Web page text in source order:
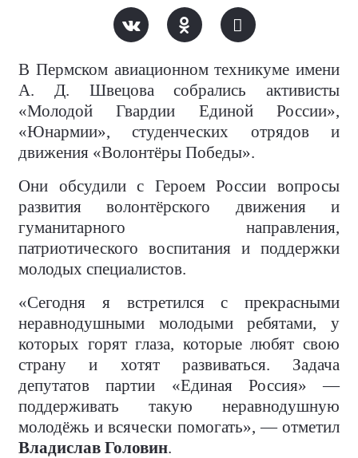
В Пермском авиационном техникуме имени
А. Д. Швецова собрались активисты
«Молодой Гвардии Единой России»,
«Юнармии», студенческих отрядов и
движения «Волонтёры Победы».
Они обсудили с Героем России вопросы
развития волонтёрского движения и
гуманитарного направления,
патриотического воспитания и поддержки
молодых специалистов.
«Сегодня я встретился с прекрасными
неравнодушными молодыми ребятами, у
которых горят глаза, которые любят свою
страну и хотят развиваться. Задача
депутатов партии «Единая Россия» —
поддерживать такую неравнодушную
молодёжь и всячески помогать», — отметил
Владислав Головин.